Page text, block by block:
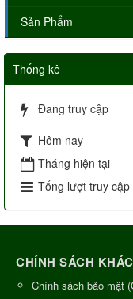
Sản Phẩm
Thống kê
Đang truy cập
Hôm nay
Tháng hiện tại
Tổng lượt truy cập
CHÍNH SÁCH
Chính sách bảo mật